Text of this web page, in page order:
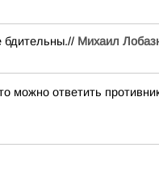
бдительны.// Михаил
ответить